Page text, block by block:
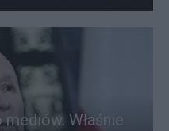
Właśnie